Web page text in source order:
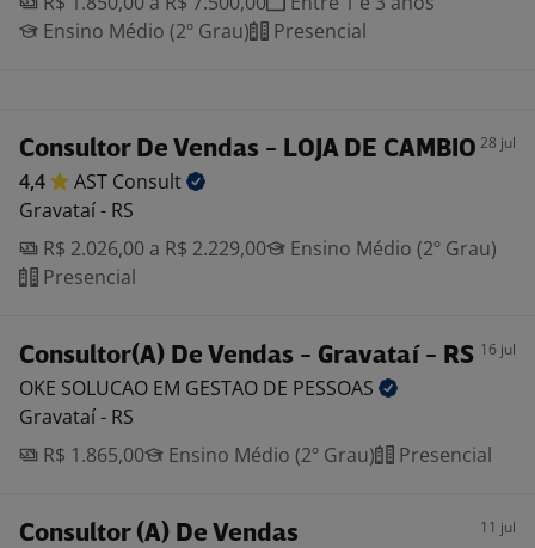
Ensino Médio (2º Grau)
Presencial
Consultor De Vendas - LOJA DE CAMBIO 28 jul
4,4 AST Consult
Gravataí - RS
R$ 2.026,00 a R$ 2.229,00
Ensino Médio (2º Grau)
Presencial
Consultor(A) De Vendas - Gravataí - RS 16 jul
OKE SOLUCAO EM GESTAO DE PESSOAS
Gravataí - RS
R$ 1.865,00
Ensino Médio (2º Grau) Presencial
Consultor (A) De Vendas 11 jul